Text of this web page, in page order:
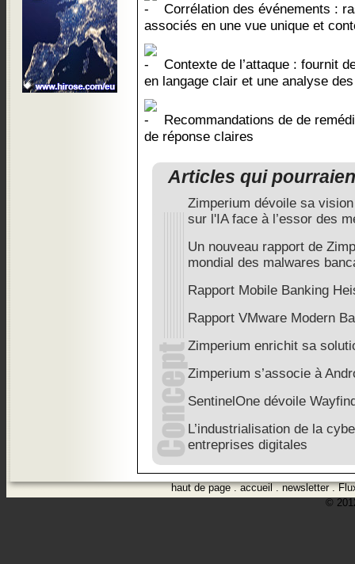
Corrélation des événements :
associés en une vue unique et
Contexte de l’attaque : fournit
en langage clair et une analyse
Recommandations de de
de réponse claires
Articles qui
Zimperium dévoile sa
sur l'IA face à l’essor des
Un nouveau rapport de
mondial des malwares
Rapport Mobile Banking
Rapport VMware Modern
Zimperium enrichit sa
Zimperium s’associe à
SentinelOne dévoile
L’industrialisation de la
entreprises digitales
haut de page.accueil.newsletter.
©